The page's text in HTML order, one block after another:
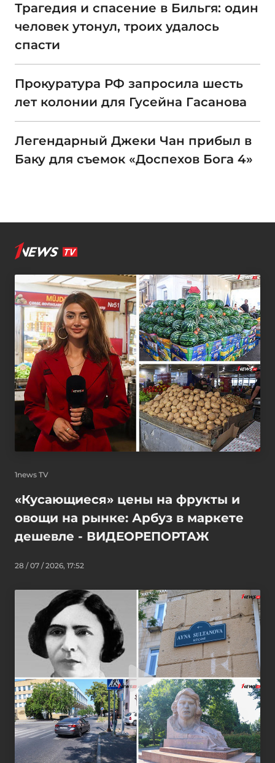
Трагедия и спасение в Бильгя: один
человек утонул, троих удалось
спасти
Прокуратура РФ запросила шесть
лет колонии для Гусейна Гасанова
Легендарный Джеки Чан прибыл в
Баку для съемок «Доспехов Бога 4»
1news TV
«Кусающиеся» цены на фрукты и
овощи на рынке: Арбуз в маркете
дешевле - ВИДЕОРЕПОРТАЖ
28 / 07 / 2026, 17:52